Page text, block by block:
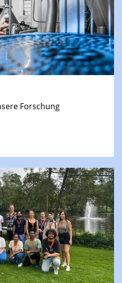
Forschung